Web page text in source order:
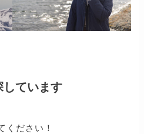
しています
ください！